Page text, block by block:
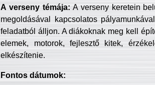
A verseny témája: A verseny keretein
megoldásával kapcsolatos
feladatból álljon. A diákoknak meg kell
elemek, motorok, fejlesztő kitek,
elkészítenie.
Fontos dátumok: